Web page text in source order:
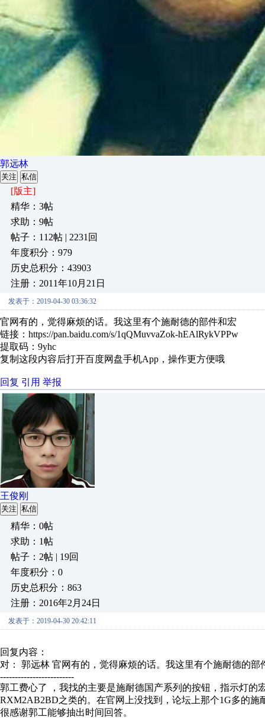
郭远林
关注 私信
[版主]
精华：3帖
求助：9帖
帖子：112帖 | 2231回
年度积分：979
历史总积分：43903
注册：2011年10月21日
发表于：2019-04-30 03:36:32
官网有的，觉得麻烦的话。我这里有个施耐德的部件和宏
链接：https://pan.baidu.com/s/1qQMuvvaZok-hEAlRykVPPw
提取码：9yhc
复制这段内容后打开百度网盘手机App，操作更方便哦
回复 引用 举报
王俊刚
关注 私信
精华：0帖
求助：1帖
帖子：2帖 | 19回
年度积分：0
历史总积分：863
注册：2016年2月24日
发表于：2019-04-30 20:42:11
回复内容：
对： 郭远林 官网有的，觉得麻烦的话。我这里有个施耐德的部
-------------------------
郭工费心了 ，我找的主要是施耐德国产系列的按钮，指示灯
RXM2AB2BD之类的。在官网上没找到，论坛上那个1G多的
很感谢郭工能够抽出时间回答。